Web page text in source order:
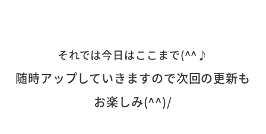
それでは今日はここまで(^^♪
随時アップしていきますので次回の更新も
お楽しみ(^^)/